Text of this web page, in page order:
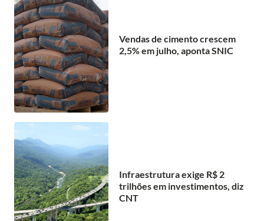
Vendas de cimento crescem
2,5% em julho, aponta SNIC
Infraestrutura exige R$ 2
trilhões em investimentos, diz
CNT